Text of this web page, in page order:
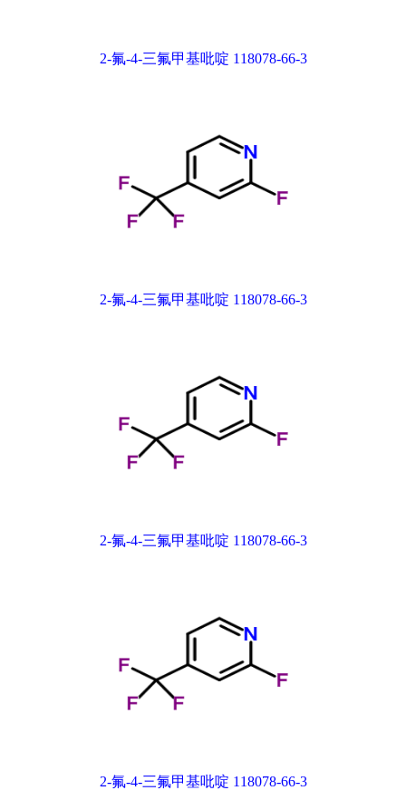
2-氟-4-三氟甲基吡啶 118078-66-3
2-氟-4-三氟甲基吡啶 118078-66-3
2-氟-4-三氟甲基吡啶 118078-66-3
2-氟-4-三氟甲基吡啶 118078-66-3